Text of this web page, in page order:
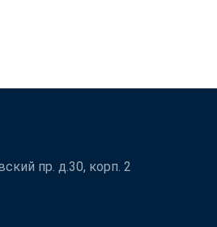
пр. д.30, корп. 2